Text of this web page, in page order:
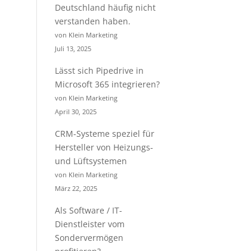
Deutschland häufig nicht
verstanden haben.
von Klein Marketing
Juli 13, 2025
Lässt sich Pipedrive in
Microsoft 365 integrieren?
von Klein Marketing
April 30, 2025
CRM-Systeme speziel für
Hersteller von Heizungs-
und Lüftsystemen
von Klein Marketing
März 22, 2025
Als Software / IT-
Dienstleister vom
Sondervermögen